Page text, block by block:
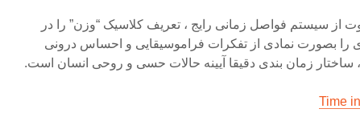
از سیستم فواصل زمانی رایج ، تعریف کلاسیک “وزن” را در
را بصورت نمادی از تفکرات فراموسیقایی و احساس درونی
ساختار زمان بندی دقیقا آیینه حالات حسی و روحی انسان است.